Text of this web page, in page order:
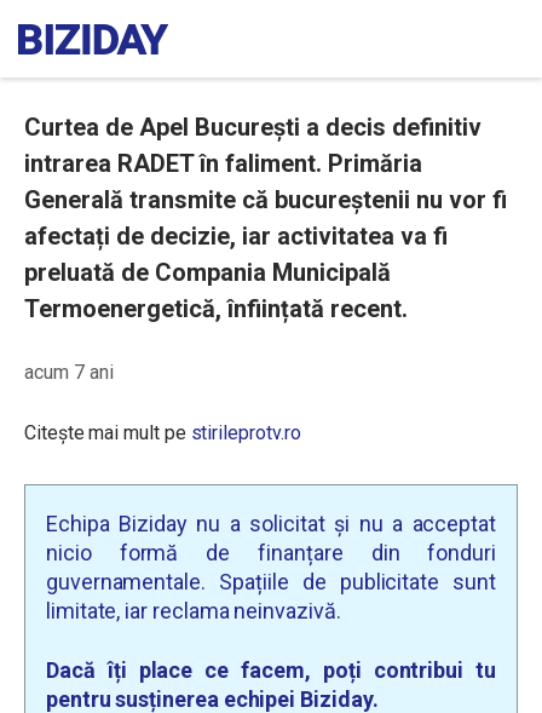
Curtea de Apel București a decis definitiv
intrarea RADET în faliment. Primăria
Generală transmite că bucureștenii nu vor fi
afectați de decizie, iar activitatea va fi
preluată de Compania Municipală
Termoenergetică, înființată recent.
acum 7 ani
Citește mai mult pe stirileprotv.ro
Echipa Biziday nu a solicitat și nu a acceptat
nicio formă de finanțare din fonduri
guvernamentale. Spațiile de publicitate sunt
limitate, iar reclama neinvazivă.
Dacă îți place ce facem, poți contribui tu
pentru susținerea echipei Biziday.